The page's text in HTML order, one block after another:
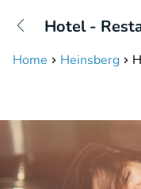
Hotel -
Home Heinsberg